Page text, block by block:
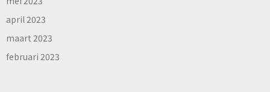
april 2023
maart 2023
februari 2023